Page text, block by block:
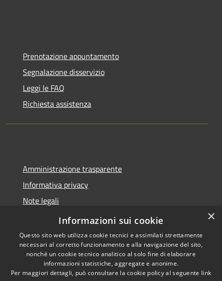
Prenotazione appuntamento
Segnalazione disservizio
Leggi le FAQ
Richiesta assistenza
Amministrazione trasparente
Informativa privacy
Note legali
Dichiarazione di accessibilità
Accessibilità
Copyright © 2026 • Comune di
Spoleto • Powered by
×
Informazioni sui cookie
Questo sito web utilizza cookie tecnici e assimilati strettamente
necessari al corretto funzionamento e alla navigazione del sito,
nonché un cookie tecnico analitico al solo fine di elaborare
informazioni statistiche, aggregate e anonime.
Per maggiori dettagli, può consultare la cookie policy al seguente link